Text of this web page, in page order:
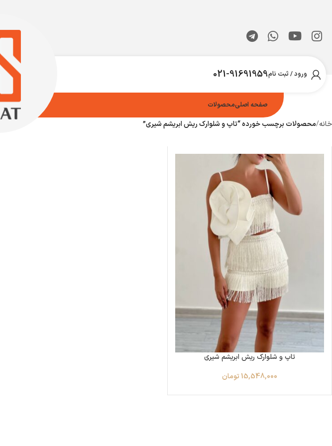
ورود / ثبت نام021-91691959
صفحه اصلیمحصولات
خانه محصولات برچسب خورده “تاپ و شلوارک ریش ابریشم شیری”
تاپ و شلوارک ریش ابریشم شیری
15,548,000 تومان